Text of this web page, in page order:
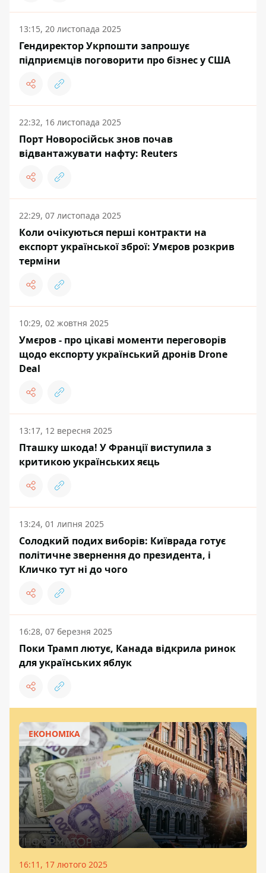
13:15, 20 листопада 2025
Гендиректор Укрпошти запрошує
підприємців поговорити про бізнес у США
22:32, 16 листопада 2025
Порт Новоросійськ знов почав
відвантажувати нафту: Reuters
22:29, 07 листопада 2025
Коли очікуються перші контракти на
експорт української зброї: Умєров розкрив
терміни
10:29, 02 жовтня 2025
Умєров - про цікаві моменти переговорів
щодо експорту український дронів Drone
Deal
13:17, 12 вересня 2025
Пташку шкода! У Франції виступила з
критикою українських яєць
13:24, 01 липня 2025
Солодкий подих виборів: Київрада готує
політичне звернення до президента, і
Кличко тут ні до чого
16:28, 07 березня 2025
Поки Трамп лютує, Канада відкрила ринок
для українських яблук
ЕКОНОМІКА
16:11, 17 лютого 2025